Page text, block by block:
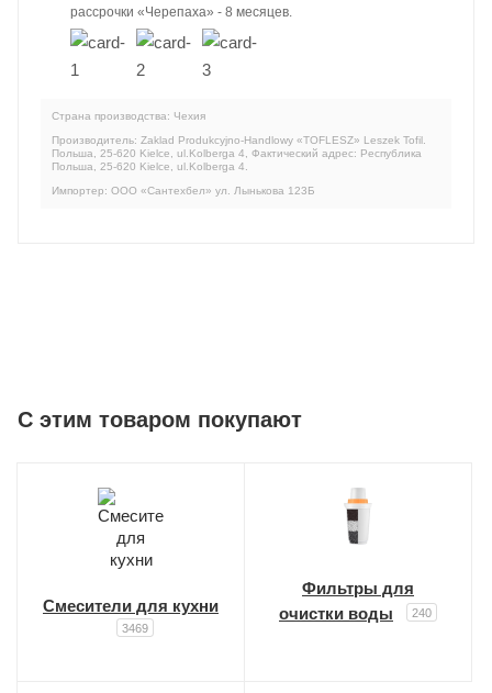
рассрочки «Черепаха» - 8 месяцев.
Страна производства: Чехия
Производитель: Zaklad Produkcyjno-Handlowy «TOFLESZ» Leszek Tofil.
Польша, 25-620 Kielce, ul.Kolberga 4, Фактический адрес: Республика
Польша, 25-620 Kielce, ul.Kolberga 4.
Импортер: ООО «Сантехбел» ул. Лынькова 123Б
C этим товаром покупают
Смесители для кухни
3469
Фильтры для
очистки воды
240